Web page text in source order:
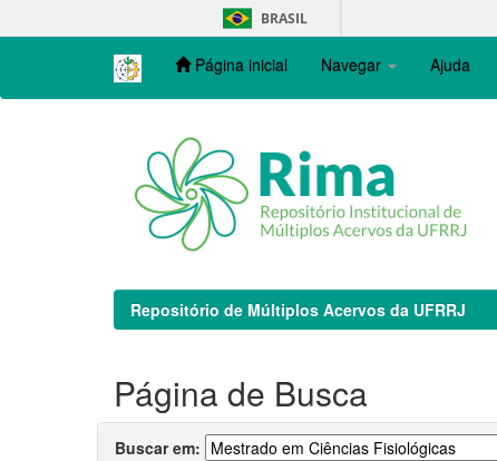
navigation
BRASIL
Página inicial Navegar Ajuda
Repositório de Múltiplos Acervos da UFRRJ
Página de Busca
Buscar em: